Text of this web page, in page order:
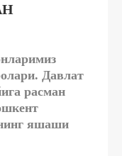
Давлат
расман
яшаши